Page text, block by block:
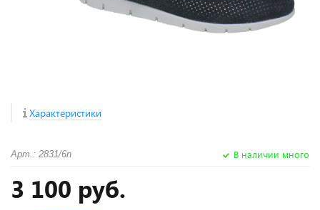
Характеристики
Арт.: 2831/6n В наличии много
3 100 руб.